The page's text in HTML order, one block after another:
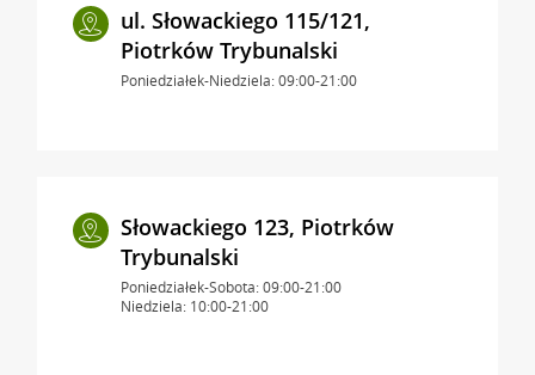
ul. Słowackiego 115/121,
Piotrków Trybunalski
Poniedziałek-Niedziela: 09:00-21:00
Słowackiego 123, Piotrków
Trybunalski
Poniedziałek-Sobota: 09:00-21:00
Niedziela: 10:00-21:00